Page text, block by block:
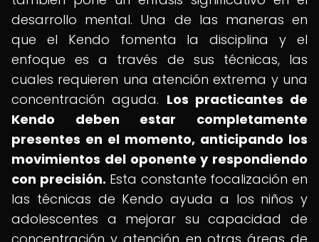
desarrollo mental. Una de las maneras en
que el Kendo fomenta la disciplina y el
enfoque es a través de sus técnicas, las
cuales requieren una atención extrema y una
concentración aguda. Los practicantes de
Kendo deben estar completamente
presentes en el momento, anticipando los
movimientos del oponente y respondiendo
con precisión. Esta constante focalización en
las técnicas de Kendo ayuda a los niños y
adolescentes a mejorar su capacidad de